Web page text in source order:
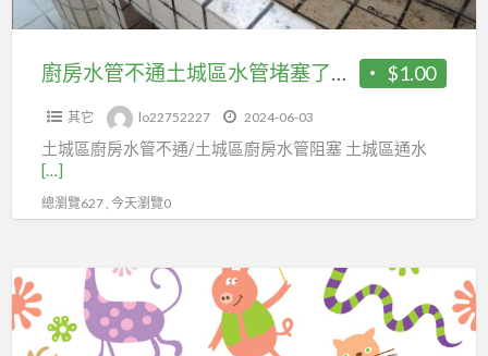
區
土
城
$1.00
廚房水管不通土城區水管堵塞了怎麼辦 土城區通水管
其它 lo22752227 2024-06-03
土城區廚房水管不通/土城區廚房水管阻塞 土城區通水
[…]
總瀏覽627 , 今天瀏覽0
土
城